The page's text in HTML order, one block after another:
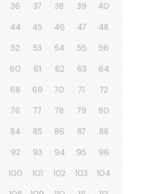
36 37 38 39 40
44 45 46 47 48
52 53 54 55 56
60 61 62 63 64
68 69 70 71 72
76 77 78 79 80
84 85 86 87 88
92 93 94 95 96
100 101 102 103 104